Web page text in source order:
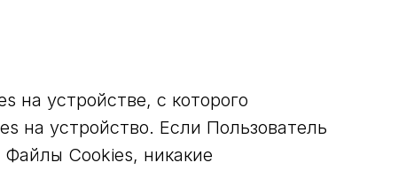
устройстве, с которого
на устройство. Если Пользователь
Cookies, никакие